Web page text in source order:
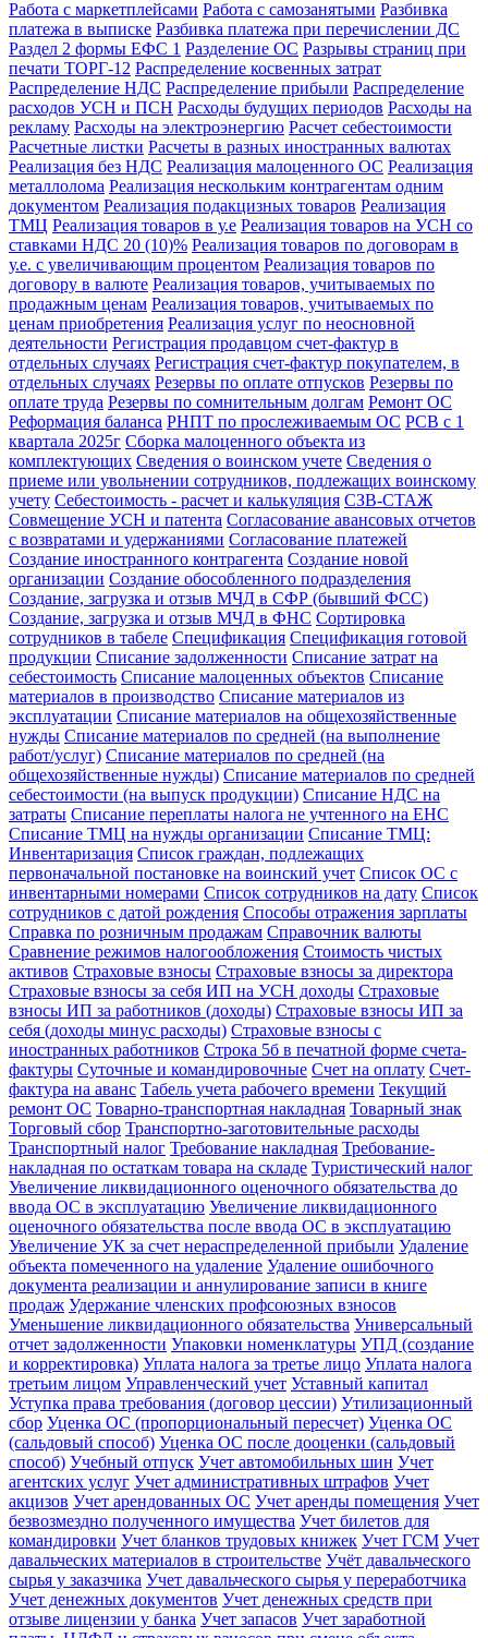
Работа с маркетплейсами Работа с самозанятыми Разбивка
платежа в выписке Разбивка платежа при перечислении ДС
Раздел 2 формы ЕФС 1 Разделение ОС Разрывы страниц при
печати ТОРГ-12 Распределение косвенных затрат
Распределение НДС Распределение прибыли Распределение
расходов УСН и ПСН Расходы будущих периодов Расходы на
рекламу Расходы на электроэнергию Расчет себестоимости
Расчетные листки Расчеты в разных иностранных валютах
Реализация без НДС Реализация малоценного ОС Реализация
металлолома Реализация нескольким контрагентам одним
документом Реализация подакцизных товаров Реализация
ТМЦ Реализация товаров в у.е Реализация товаров на УСН со
ставками НДС 20 (10)% Реализация товаров по договорам в
у.е. с увеличивающим процентом Реализация товаров по
договору в валюте Реализация товаров, учитываемых по
продажным ценам Реализация товаров, учитываемых по
ценам приобретения Реализация услуг по неосновной
деятельности Регистрация продавцом счет-фактур в
отдельных случаях Регистрация счет-фактур покупателем, в
отдельных случаях Резервы по оплате отпусков Резервы по
оплате труда Резервы по сомнительным долгам Ремонт ОС
Реформация баланса РНПТ по прослеживаемым ОС РСВ с 1
квартала 2025г Сборка малоценного объекта из
комплектующих Сведения о воинском учете Сведения о
приеме или увольнении сотрудников, подлежащих воинскому
учету Себестоимость - расчет и калькуляция СЗВ-СТАЖ
Совмещение УСН и патента Согласование авансовых отчетов
с возвратами и удержаниями Согласование платежей
Создание иностранного контрагента Создание новой
организации Создание обособленного подразделения
Создание, загрузка и отзыв МЧД в СФР (бывший ФСС)
Создание, загрузка и отзыв МЧД в ФНС Сортировка
сотрудников в табеле Спецификация Спецификация готовой
продукции Списание задолженности Списание затрат на
себестоимость Списание малоценных объектов Списание
материалов в производство Списание материалов из
эксплуатации Списание материалов на общехозяйственные
нужды Списание материалов по средней (на выполнение
работ/услуг) Списание материалов по средней (на
общехозяйственные нужды) Списание материалов по средней
себестоимости (на выпуск продукции) Списание НДС на
затраты Списание переплаты налога не учтенного на ЕНС
Списание ТМЦ на нужды организации Списание ТМЦ:
Инвентаризация Список граждан, подлежащих
первоначальной постановке на воинский учет Список ОС с
инвентарными номерами Список сотрудников на дату Список
сотрудников с датой рождения Способы отражения зарплаты
Справка по розничным продажам Справочник валюты
Сравнение режимов налогообложения Стоимость чистых
активов Страховые взносы Страховые взносы за директора
Страховые взносы за себя ИП на УСН доходы Страховые
взносы ИП за работников (доходы) Страховые взносы ИП за
себя (доходы минус расходы) Страховые взносы с
иностранных работников Строка 5б в печатной форме счета-
фактуры Суточные и командировочные Счет на оплату Счет-
фактура на аванс Табель учета рабочего времени Текущий
ремонт ОС Товарно-транспортная накладная Товарный знак
Торговый сбор Транспортно-заготовительные расходы
Транспортный налог Требование накладная Требование-
накладная по остаткам товара на складе Туристический налог
Увеличение ликвидационного оценочного обязательства до
ввода ОС в эксплуатацию Увеличение ликвидационного
оценочного обязательства после ввода ОС в эксплуатацию
Увеличение УК за счет нераспределенной прибыли Удаление
объекта помеченного на удаление Удаление ошибочного
документа реализации и аннулирование записи в книге
продаж Удержание членских профсоюзных взносов
Уменьшение ликвидационного обязательства Универсальный
отчет задолженности Упаковки номенклатуры УПД (создание
и корректировка) Уплата налога за третье лицо Уплата налога
третьим лицом Управленческий учет Уставный капитал
Уступка права требования (договор цессии) Утилизационный
сбор Уценка ОС (пропорциональный пересчет) Уценка ОС
(сальдовый способ) Уценка ОС после дооценки (сальдовый
способ) Учебный отпуск Учет автомобильных шин Учет
агентских услуг Учет административных штрафов Учет
акцизов Учет арендованных ОС Учет аренды помещения Учет
безвозмездно полученного имущества Учет билетов для
командировки Учет бланков трудовых книжек Учет ГСМ Учет
давальческих материалов в строительстве Учёт давальческого
сырья у заказчика Учет давальческого сырья у переработчика
Учет денежных документов Учет денежных средств при
отзыве лицензии у банка Учет запасов Учет заработной